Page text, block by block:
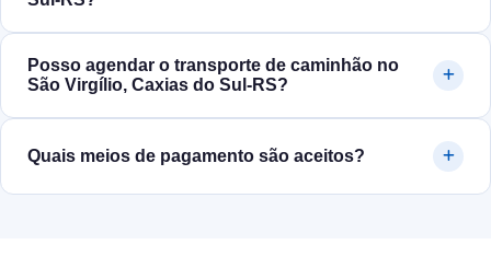
Posso agendar o transporte de caminhão no
São Virgílio, Caxias do Sul‑RS?
Quais meios de pagamento são aceitos?